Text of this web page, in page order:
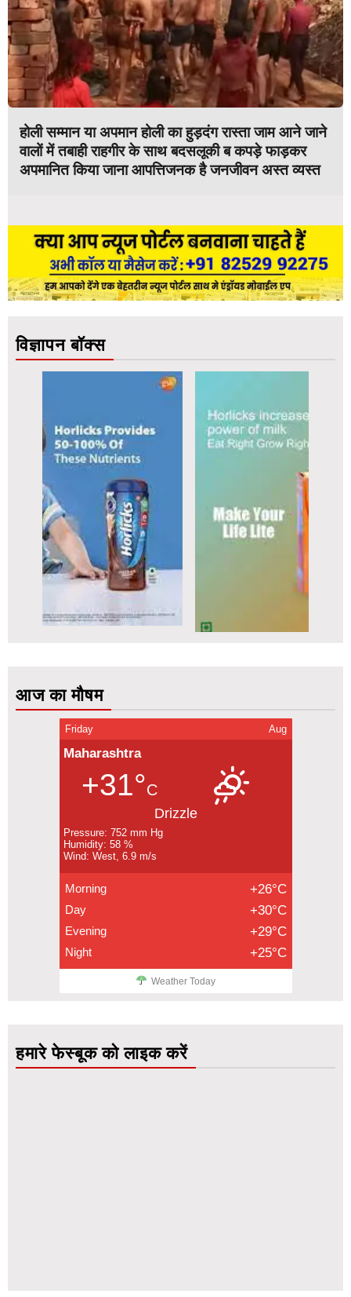
होली सम्मान या अपमान होली का हुड़दंग रास्ता जाम आने जाने
वालों में तबाही राहगीर के साथ बदसलूकी ब कपड़े फाड़कर
अपमानित किया जाना आपत्तिजनक है जनजीवन अस्त व्यस्त
विज्ञापन बॉक्स
आज का मौषम
Friday Aug
Maharashtra
+31°C
Drizzle
Pressure: 752 mm Hg
Humidity: 58 %
Wind: West, 6.9 m/s
Morning +26°C
Day +30°C
Evening +29°C
Night +25°C
Weather Today
हमारे फेस्बूक को लाइक करें